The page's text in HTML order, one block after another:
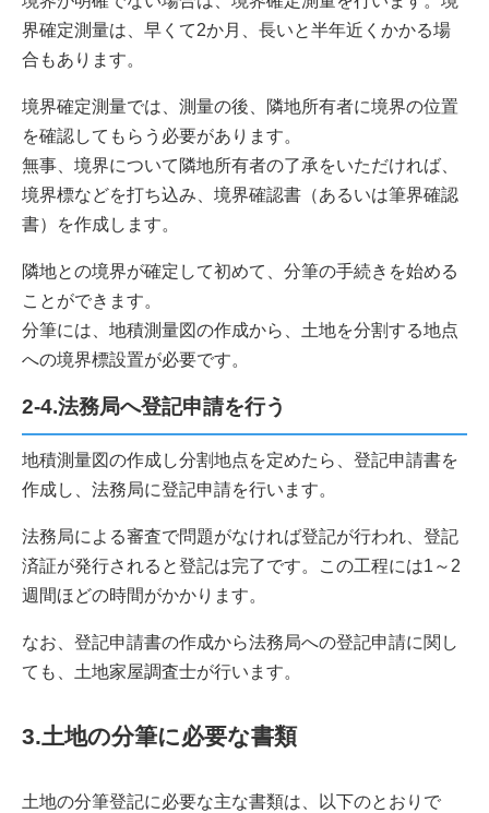
界確定測量は、早くて2か月、長いと半年近くかかる場
合もあります。
境界確定測量では、測量の後、隣地所有者に境界の位置
を確認してもらう必要があります。
無事、境界について隣地所有者の了承をいただければ、
境界標などを打ち込み、境界確認書（あるいは筆界確認
書）を作成します。
隣地との境界が確定して初めて、分筆の手続きを始める
ことができます。
分筆には、地積測量図の作成から、土地を分割する地点
への境界標設置が必要です。
2-4.法務局へ登記申請を行う
地積測量図の作成し分割地点を定めたら、登記申請書を
作成し、法務局に登記申請を行います。
法務局による審査で問題がなければ登記が行われ、登記
済証が発行されると登記は完了です。この工程には1～2
週間ほどの時間がかかります。
なお、登記申請書の作成から法務局への登記申請に関し
ても、土地家屋調査士が行います。
3.土地の分筆に必要な書類
土地の分筆登記に必要な主な書類は、以下のとおりで